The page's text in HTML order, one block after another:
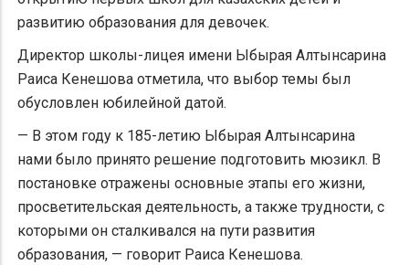
развитию образования для девочек.
Директор школы-лицея имени Ыбырая Алтынсарина
Раиса Кенешова отметила, что выбор темы был
обусловлен юбилейной датой.
— В этом году к 185-летию Ыбырая Алтынсарина
нами было принято решение подготовить мюзикл. В
постановке отражены основные этапы его жизни,
просветительская деятельность, а также трудности, с
которыми он сталкивался на пути развития
образования, — говорит Раиса Кенешова.